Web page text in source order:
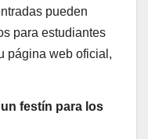
pueden
para estudiantes
página web oficial,
festín para los